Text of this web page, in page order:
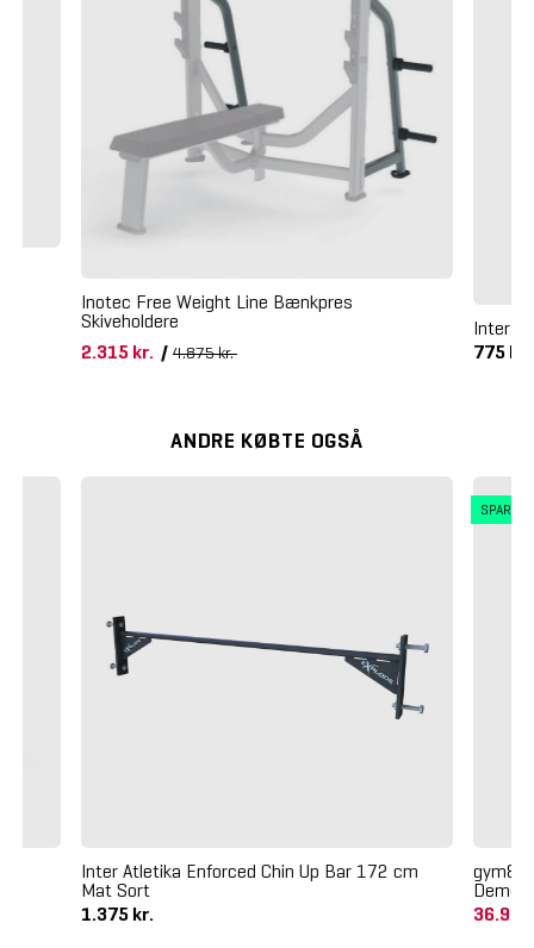
Inotec Free Weight Line Bænkpres
Skiveholdere
2.315 kr./ 4.875 kr.
Inter
775 kr.
ANDRE KØBTE OGSÅ
Inter Atletika Enforced Chin Up Bar 172 cm
Mat Sort
1.375 kr.
SPAR
gym80
Demo